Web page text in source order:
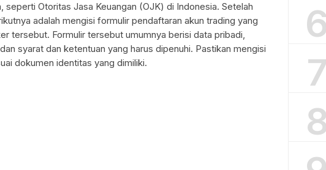
seperti Otoritas Jasa Keuangan (OJK) di Indonesia. Setelah
adalah mengisi formulir pendaftaran akun trading yang
tersebut. Formulir tersebut umumnya berisi data pribadi,
syarat dan ketentuan yang harus dipenuhi. Pastikan mengisi
dokumen identitas yang dimiliki.
6
7
8